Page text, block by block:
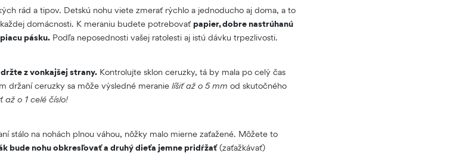
rád a tipov. Detskú nohu viete zmerať rýchlo a jednoducho aj doma, a to
domácnosti. K meraniu budete potrebovať papier, dobre nastrúhanú
pásku. Podľa neposednosti vašej ratolesti aj istú dávku trpezlivosti.
z vonkajšej strany. Kontrolujte sklon ceruzky, tá by mala po celý čas
držaní ceruzky sa môže výsledné meranie líšiť až o 5 mm od skutočného
až o 1 celé číslo!
stálo na nohách plnou váhou, nôžky malo mierne zaťažené. Môžete to
bude nohu obkresľovať a druhý dieťa jemne pridŕžať(zaťažkávať)